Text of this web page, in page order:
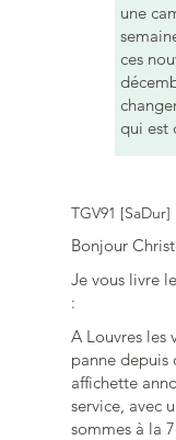
une
ces
qui est
TGV91 [SaDur]
Bonjour
Je vous livre
:
A Louvres les
panne depuis
affichette
service, avec
sommes à la